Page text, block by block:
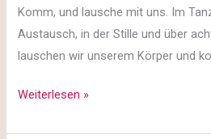
Komm, und lausche mit uns. Im
Austausch, in der Stille und über
lauschen wir unserem Körper und
Weiterlesen »